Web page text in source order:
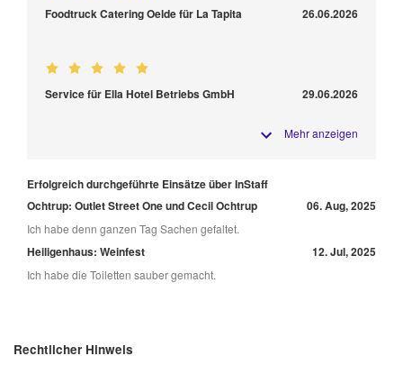
Foodtruck Catering Oelde für La Tapita 26.06.2026
Service für Ella Hotel Betriebs GmbH 29.06.2026
Mehr anzeigen
Erfolgreich durchgeführte Einsätze über InStaff
Ochtrup: Outlet Street One und Cecil Ochtrup
06. Aug, 2025
Ich habe denn ganzen Tag Sachen gefaltet.
Heiligenhaus: Weinfest 12. Jul, 2025
Ich habe die Toiletten sauber gemacht.
Rechtlicher Hinweis